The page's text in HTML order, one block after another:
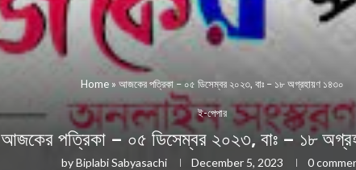
Home » আজকের পত্রিকা – ০৫ ডিসেম্বর ২০২৩, বাঃ – ১৮ অগ্রহায়ণ ১৪৩০
ই-পেপার
আজকের পত্রিকা – ০৫ ডিসেম্বর ২০২৩, বাঃ – ১৮
byBiplabi Sabyasachi December 5, 2023 0